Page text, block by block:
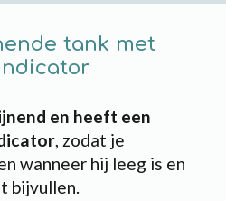
tank met
en heeft een
, zodat je
wanneer hij leeg is en
bijvullen.